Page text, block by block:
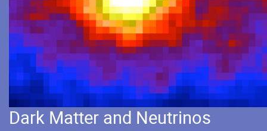
Dark Matter and Neutrinos